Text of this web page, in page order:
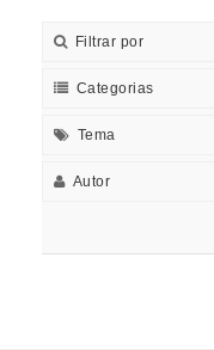
Filtrar por
Categorias
Tema
Autor